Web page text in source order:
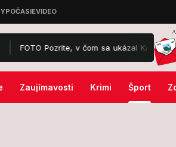
Pozrite, v čom sa ukázal Karol III.: Pohľad
Zaujímavosti Krimi Šport